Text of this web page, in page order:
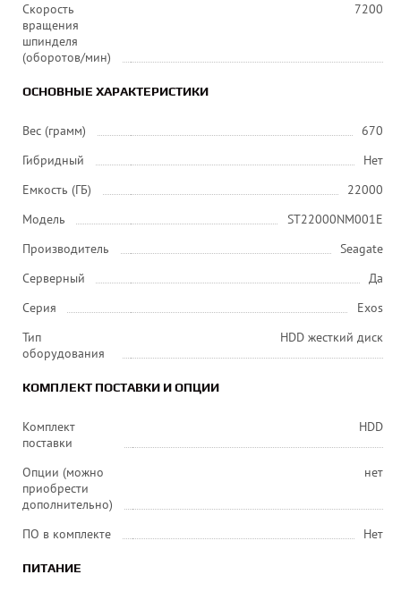
Скорость
вращения
шпинделя
(оборотов/мин)
7200
ОСНОВНЫЕ ХАРАКТЕРИСТИКИ
Вес (грамм)
670
Гибридный
Нет
Емкость (ГБ)
22000
Модель
ST22000NM001E
Производитель
Seagate
Серверный
Да
Серия
Exos
Тип
оборудования
HDD жесткий диск
КОМПЛЕКТ ПОСТАВКИ И ОПЦИИ
Комплект
поставки
HDD
Опции (можно
приобрести
дополнительно)
нет
ПО в комплекте Нет
ПИТАНИЕ